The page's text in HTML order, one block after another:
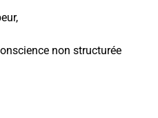
non structurée